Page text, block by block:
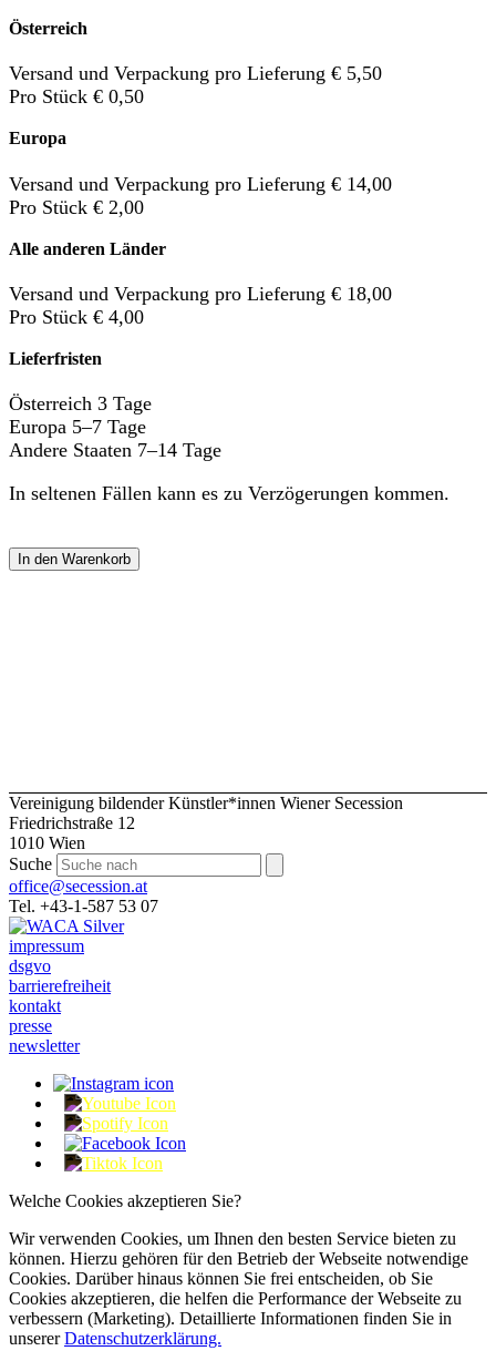
Österreich
Versand und Verpackung pro Lieferung € 5,50
Pro Stück € 0,50
Europa
Versand und Verpackung pro Lieferung € 14,00
Pro Stück € 2,00
Alle anderen Länder
Versand und Verpackung pro Lieferung € 18,00
Pro Stück € 4,00
Lieferfristen
Österreich 3 Tage
Europa 5–7 Tage
Andere Staaten 7–14 Tage
In seltenen Fällen kann es zu Verzögerungen kommen.
In den Warenkorb
Vereinigung bildender Künstler*innen Wiener Secession
Friedrichstraße 12
1010 Wien
Suche
office@secession.at
Tel. +43-1-587 53 07
impressum
dsgvo
barrierefreiheit
kontakt
presse
newsletter
Welche Cookies akzeptieren Sie?
Wir verwenden Cookies, um Ihnen den besten Service bieten zu
können. Hierzu gehören für den Betrieb der Webseite notwendige
Cookies. Darüber hinaus können Sie frei entscheiden, ob Sie
Cookies akzeptieren, die helfen die Performance der Webseite zu
verbessern (Marketing). Detaillierte Informationen finden Sie in
unsererDatenschutzerklärung.